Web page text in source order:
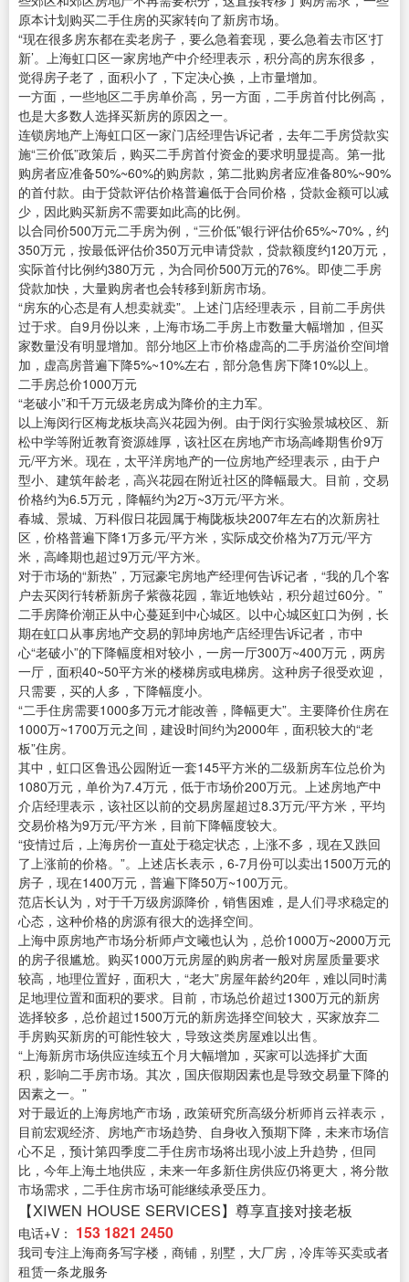
原本计划购买二手住房的买家转向了新房市场。
“现在很多房东都在卖老房子，要么急着套现，要么急着去市区‘打
新’。上海虹口区一家房地产中介经理表示，积分高的房东很多，
觉得房子老了，面积小了，下定决心换，上市量增加。
一方面，一些地区二手房单价高，另一方面，二手房首付比例高，
也是大多数人选择买新房的原因之一。
连锁房地产上海虹口区一家门店经理告诉记者，去年二手房贷款实
施“三价低”政策后，购买二手房首付资金的要求明显提高。第一批
购房者应准备50%~60%的购房款，第二批购房者应准备80%~90%
的首付款。由于贷款评估价格普遍低于合同价格，贷款金额可以减
少，因此购买新房不需要如此高的比例。
以合同价500万元二手房为例，“三价低”银行评估价65%~70%，约
350万元，按最低评估价350万元申请贷款，贷款额度约120万元，
实际首付比例约380万元，为合同价500万元的76%。即使二手房
贷款加快，大量购房者也会转移到新房市场。
“房东的心态是有人想卖就卖”。上述门店经理表示，目前二手房供
过于求。自9月份以来，上海市场二手房上市数量大幅增加，但买
家数量没有明显增加。部分地区上市价格虚高的二手房溢价空间增
加，虚高房普遍下降5%~10%左右，部分急售房下降10%以上。
二手房总价1000万元
“老破小”和千万元级老房成为降价的主力军。
以上海闵行区梅龙板块高兴花园为例。由于闵行实验景城校区、新
松中学等附近教育资源雄厚，该社区在房地产市场高峰期售价9万
元/平方米。现在，太平洋房地产的一位房地产经理表示，由于户
型小、建筑年龄老，高兴花园在附近社区的降幅最大。目前，交易
价格约为6.5万元，降幅约为2万~3万元/平方米。
春城、景城、万科假日花园属于梅陇板块2007年左右的次新房社
区，价格普遍下降1万多元/平方米，实际成交价格为7万元/平方
米，高峰期也超过9万元/平方米。
对于市场的“新热”，万冠豪宅房地产经理何告诉记者，“我的几个客
户去买闵行转桥新房子紫薇花园，靠近地铁站，积分超过60分。”
二手房降价潮正从中心蔓延到中心城区。以中心城区虹口为例，长
期在虹口从事房地产交易的郭坤房地产店经理告诉记者，市中
心“老破小”的下降幅度相对较小，一房一厅300万~400万元，两房
一厅，面积40~50平方米的楼梯房或电梯房。这种房子很受欢迎，
只需要，买的人多，下降幅度小。
“二手住房需要1000多万元才能改善，降幅更大”。主要降价住房在
1000万~1700万元之间，建设时间约为2000年，面积较大的“老
板”住房。
其中，虹口区鲁迅公园附近一套145平方米的二级新房车位总价为
1080万元，单价为7.4万元，低于市场价200万元。上述房地产中
介店经理表示，该社区以前的交易房屋超过8.3万元/平方米，平均
交易价格为9万元/平方米，目前下降幅度较大。
“疫情过后，上海房价一直处于稳定状态，上涨不多，现在又跌回
了上涨前的价格。”。上述店长表示，6-7月份可以卖出1500万元的
房子，现在1400万元，普遍下降50万~100万元。
范店长认为，对于千万级房源降价，销售困难，是人们寻求稳定的
心态，这种价格的房源有很大的选择空间。
上海中原房地产市场分析师卢文曦也认为，总价1000万~2000万元
的房子很尴尬。购买1000万元房屋的购房者一般对房屋质量要求
较高，地理位置好，面积大，“老大”房屋年龄约20年，难以同时满
足地理位置和面积的要求。目前，市场总价超过1300万元的新房
选择较多，总价超过1500万元的新房选择空间较大，买家放弃二
手房购买新房的可能性较大，导致这类房屋难以出售。
“上海新房市场供应连续五个月大幅增加，买家可以选择扩大面
积，影响二手房市场。其次，国庆假期因素也是导致交易量下降的
因素之一。”
对于最近的上海房地产市场，政策研究所高级分析师肖云祥表示，
目前宏观经济、房地产市场趋势、自身收入预期下降，未来市场信
心不足，预计第四季度二手住房市场将出现小波上升趋势，但同
比，今年上海土地供应，未来一年多新住房供应仍将更大，将分散
市场需求，二手住房市场可能继续承受压力。
【XIWEN HOUSE SERVICES】尊享直接对接老板
电话+V： 153 1821 2450
我司专注上海商务写字楼，商铺，别墅，大厂房，冷库等买卖或者
租赁一条龙服务